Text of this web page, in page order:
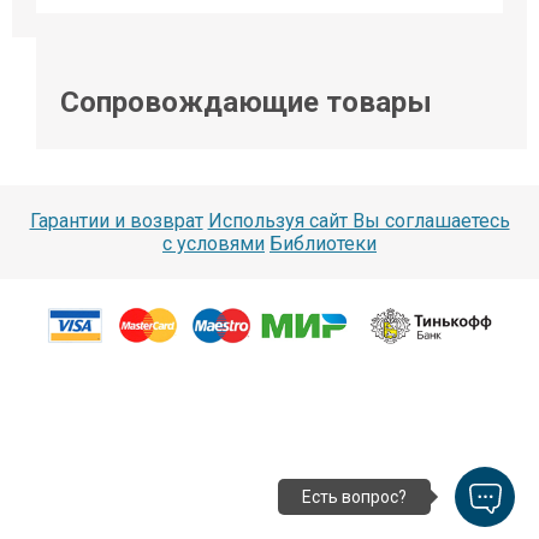
Сопровождающие товары
Гарантии и возврат Используя сайт Вы соглашаетесь
с условями Библиотеки
Есть вопрос?